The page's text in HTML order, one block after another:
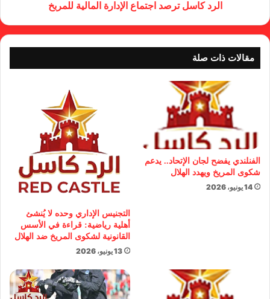
الرد كاسل ترصد اجتماع الإدارة المالية للمربخ
مقالات ذات صلة
الفنلندي يفضح لجان الإتحاد.. يدعم
شكوى المريخ ويهدد الهلال
14 يونيو، 2026
التجنيس الإداري وحده لا يُنشئ
أهلية رياضية: قراءة في الأسس
القانونية لشكوى المريخ ضد الهلال
13 يونيو، 2026